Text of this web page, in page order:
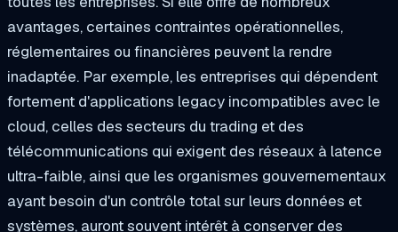
avantages, certaines contraintes opérationnelles,
réglementaires ou financières peuvent la rendre
inadaptée. Par exemple, les entreprises qui dépendent
fortement d'applications legacy incompatibles avec le
cloud, celles des secteurs du trading et des
télécommunications qui exigent des réseaux à latence
ultra-faible, ainsi que les organismes gouvernementaux
ayant besoin d'un contrôle total sur leurs données et
systèmes, auront souvent intérêt à conserver des